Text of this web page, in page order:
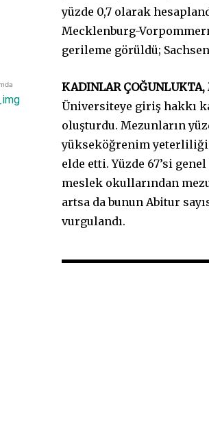
yüzde 0,7 olarak
Mecklenburg-
gerileme görüldü;
KADINLAR
Üniversiteye giriş hakkı
oluşturdu. Mezunların
yükseköğrenim yeterliliği
elde etti. Yüzde 67’si
meslek okullarından
artsa da bunun Abitur
vurgulandı.